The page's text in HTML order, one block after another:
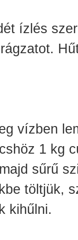
ízlés
vízben
1 kg
sűrű
töltjük,
kihűlni.